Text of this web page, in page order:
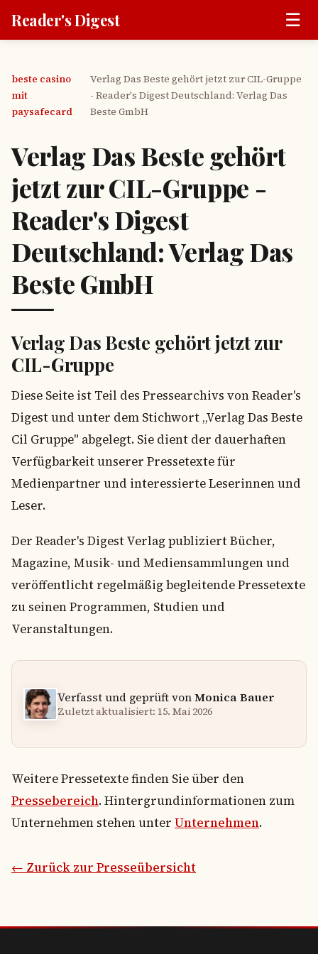
Reader's Digest ☰
beste casino
mit
paysafecard
Verlag Das Beste gehört jetzt zur CIL-Gruppe
- Reader's Digest Deutschland: Verlag Das
Beste GmbH
Verlag Das Beste gehört
jetzt zur CIL-Gruppe -
Reader's Digest
Deutschland: Verlag Das
Beste GmbH
Verlag Das Beste gehört jetzt zur
CIL-Gruppe
Diese Seite ist Teil des Pressearchivs von Reader's
Digest und unter dem Stichwort „Verlag Das Beste
Cil Gruppe" abgelegt. Sie dient der dauerhaften
Verfügbarkeit unserer Pressetexte für
Medienpartner und interessierte Leserinnen und
Leser.
Der Reader's Digest Verlag publiziert Bücher,
Magazine, Musik- und Mediensammlungen und
veröffentlicht regelmäßig begleitende Pressetexte
zu seinen Programmen, Studien und
Veranstaltungen.
Verfasst und geprüft vonMonica Bauer
Zuletzt aktualisiert: 15. Mai 2026
Weitere Pressetexte finden Sie über den
Pressebereich. Hintergrundinformationen zum
Unternehmen stehen unter Unternehmen.
← Zurück zur Presseübersicht